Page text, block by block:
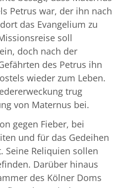
Petrus war, der ihn nach
das Evangelium zu
soll
doch nach der
des Petrus ihn
wieder zum Leben.
trug
von Maternus bei.
gegen Fieber, bei
und für das Gedeihen
Seine Reliquien sollen
Darüber hinaus
des Kölner Doms